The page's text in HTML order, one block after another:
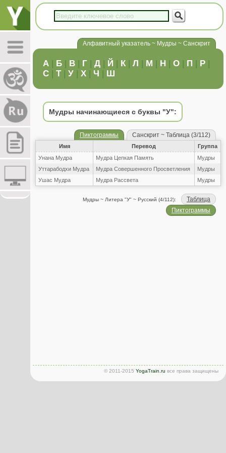
Алфавитный указатель ~ Мудры ~ Санскрит
А | Б | В | Г | Д | Й | К | Л | М | Н | О | П | Р |
С | Т| У | Х | Ч | Ш
Мудры начинающиеся с буквы "У":
Пиктограммы Санскрит ~ Таблица (3/112)
Имя Перевод
Группа
Унана Мудра
Мудра Цепкая Память
Мудры
Уттарабодхи Мудра
Мудра Совершенного Просветления
Мудры
Ушас Мудра
Мудра Рассвета Мудры
Мудры ~ Литера "У" ~ Русский (4/112):
Таблица
Пиктограммы
© 2011-2015 YogaTrain.ru все права защищены